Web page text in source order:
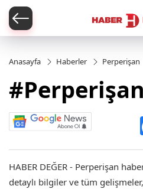
Anasayfa Haberler Perperişan
#Perperişan
HABER DEĞER - Perperişan
detaylı bilgiler ve tüm